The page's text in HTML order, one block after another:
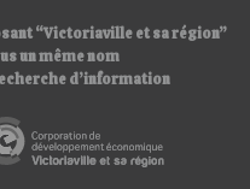
“Victoriaville et sa région”
un même nom
d’information